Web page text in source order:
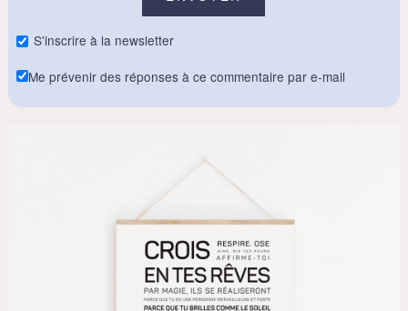
S'inscrire à la newsletter
Me prévenir des réponses à ce commentaire par e-mail